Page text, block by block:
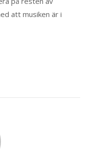
att musiken är i